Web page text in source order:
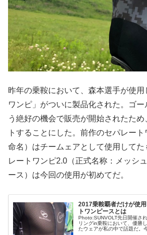
昨年の乗鞍において、森本選手が使
ワンピ」がついに製品化された。ゴ
う絶好の機会で販売が開始されたた
トすることにした。前作のセパレー
命名）はチームェアとして使用して
レートワンピ2.0（正式名称：メッシ
ース）は今回の使用が初めてだ。
2017乗鞍覇者だけが使
トワンピースとは
Photo:SUNVOLT先日開催さ
リングin乗鞍において、優勝
たウェアが私の中で話題だ。